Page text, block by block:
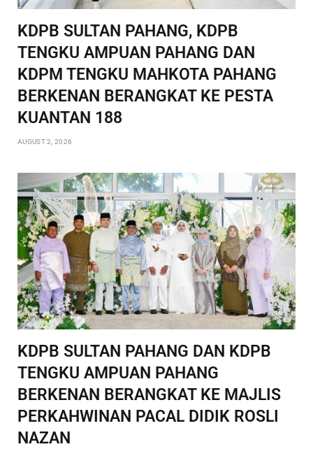
KDPB SULTAN PAHANG, KDPB
TENGKU AMPUAN PAHANG DAN
KDPM TENGKU MAHKOTA PAHANG
BERKENAN BERANGKAT KE PESTA
KUANTAN 188
AUGUST 2, 2026
KDPB SULTAN PAHANG DAN KDPB
TENGKU AMPUAN PAHANG
BERKENAN BERANGKAT KE MAJLIS
PERKAHWINAN PACAL DIDIK ROSLI
NAZAN